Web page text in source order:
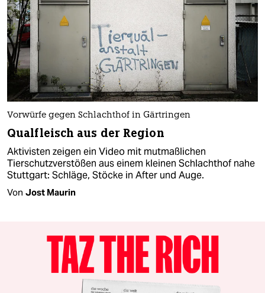
Vorwürfe gegen Schlachthof in Gärtringen
Qualfleisch aus der Region
Aktivisten zeigen ein Video mit mutmaßlichen
Tierschutzverstößen aus einem kleinen Schlachthof nahe
Stuttgart: Schläge, Stöcke in After und Auge.
Von Jost Maurin